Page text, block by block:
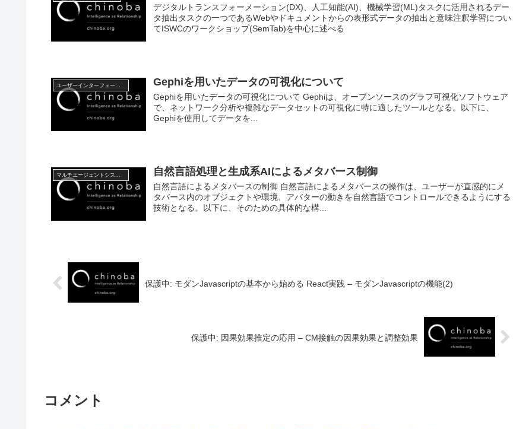
デジタルトランスフォーメーション(DX)、人工知能(AI)、機械学習(ML)タスクに活用されるデー
タ抽出タスクの一つであるWebやドキュメントからの表形式データの抽出と意味注釈学習につい
てISWCのワークショップ(SemTab)を中心に述べる
ユーザーインターフェース/データビジュアライゼーション Gephiを用いたデータの可視化について
Gephiを用いたデータの可視化について Gephiは、オープンソースのグラフ可視化ソフトウェア
で、ネットワーク分析や複雑なデータセットの可視化に特に適したツールとなる。以下に、
Gephiを使用してデータを...
マルチエージェントシステム 自然言語処理と生成系AIによるメタバース制御
自然言語によるメタバースの制御 自然言語によるメタバースの操作は、ユーザーが直感的にメ
タバース内のオブジェクトや環境、アバターの動きを自然言語でコントロールできるようにする
技術となる。以下に、そのための具体的な構...
保護中: モダンJavascriptの基本から始める React実践 – モダンJavascriptの機能(2)
保護中: 因果効果推定の応用 – CM接触の因果効果と調整効果
コメント